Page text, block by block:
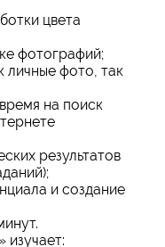
цвета
фотографий;
личные фото, так
на поиск
результатов
и создание
изучает: